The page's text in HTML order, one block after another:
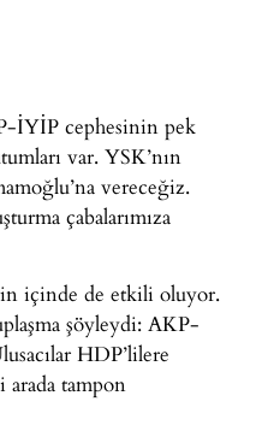
İYİP cephesinin pek
var. YSK’nın
vereceğiz.
çabalarımıza
içinde de etkili oluyor.
şöyleydi: AKP-
HDP’lilere
arada tampon